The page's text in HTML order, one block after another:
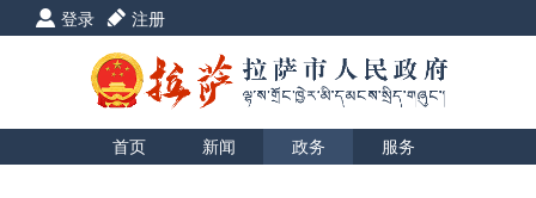
登录 注册
首页 新闻 政务
服务